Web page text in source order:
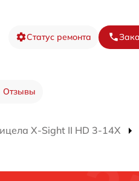
Статус ремонта
Отзывы
X-Sight II HD 3-14X